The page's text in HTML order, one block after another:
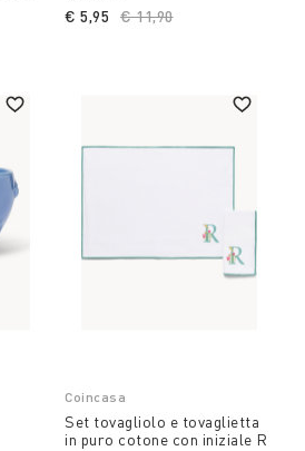
Price reduced from
€ 11,90to
€ 5,95
Coincasa
Set tovagliolo e tovaglietta
in puro cotone con iniziale R